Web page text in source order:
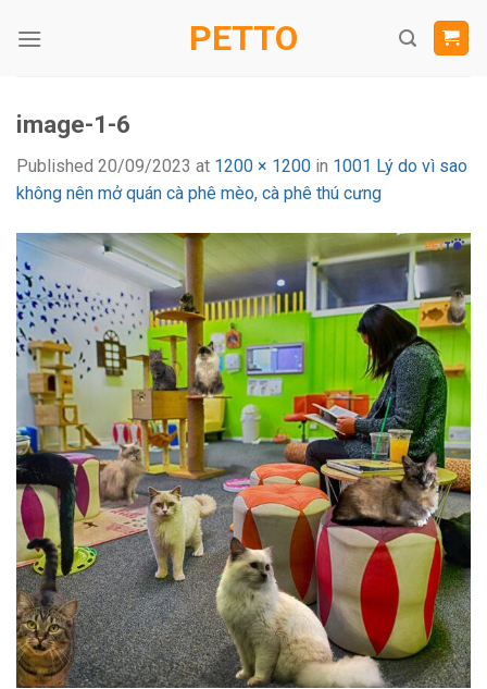
PETTO
image-1-6
Published 20/09/2023 at 1200 × 1200 in 1001 Lý do vì sao
không nên mở quán cà phê mèo, cà phê thú cưng